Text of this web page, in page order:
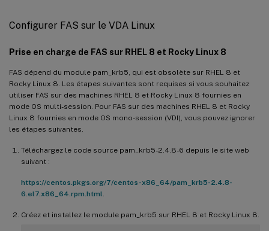
Configurer FAS sur le VDA Linux
Prise en charge de FAS sur RHEL 8 et Rocky Linux 8
FAS dépend du module pam_krb5, qui est obsolète sur RHEL 8 et
Rocky Linux 8. Les étapes suivantes sont requises si vous souhaitez
utiliser FAS sur des machines RHEL 8 et Rocky Linux 8 fournies en
mode OS multi-session. Pour FAS sur des machines RHEL 8 et Rocky
Linux 8 fournies en mode OS mono-session (VDI), vous pouvez ignorer
les étapes suivantes.
Téléchargez le code source pam_krb5-2.4.8-6 depuis le site web
suivant :
https://centos.pkgs.org/7/centos-x86_64/pam_krb5-2.4.8-
6.el7.x86_64.rpm.html
Créez et installez le module pam_krb5 sur RHEL 8 et Rocky Linux 8.